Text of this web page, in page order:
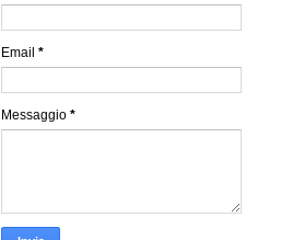
Email *
Messaggio *